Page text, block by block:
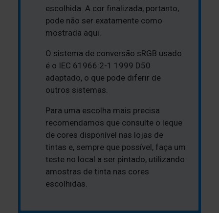
escolhida. A cor finalizada, portanto,
pode não ser exatamente como
mostrada aqui.
O sistema de conversão sRGB usado
é o IEC 61966:2-1 1999 D50
adaptado, o que pode diferir de
outros sistemas.
Para uma escolha mais precisa
recomendamos que consulte o leque
de cores disponível nas lojas de
tintas e, sempre que possível, faça um
teste no local a ser pintado, utilizando
amostras de tinta nas cores
escolhidas.